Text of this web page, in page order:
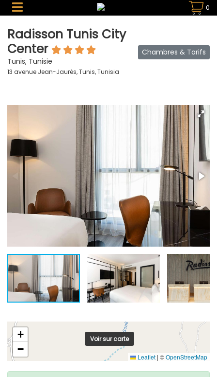
0
Radisson Tunis City
Center
Tunis, Tunisie
13 avenue Jean-Jaurés, Tunis, Tunisia
Chambres & Tarifs
+
−
Leaflet | ©OpenStreetMap
Voir sur carte